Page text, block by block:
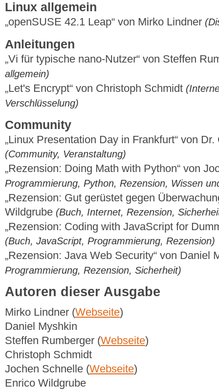
Linux allgemein
„openSUSE 42.1 Leap“ von Mirko Lindner
Anleitungen
„Vi für typische nano-Nutzer“ von Steffen
allgemein)
„Let's Encrypt“ von Christoph Schmidt
Verschlüsselung)
Community
„Linux Presentation Day in Frankfurt“ von
(Community, Veranstaltung)
„Rezension: Doing Math with Python“ von
Programmierung, Python, Rezension, Wissen
„Rezension: Gut gerüstet gegen
Wildgrube (Buch, Internet, Rezension,
„Rezension: Coding with JavaScript for
(Buch, JavaScript, Programmierung, Rezension)
„Rezension: Java Web Security“ von Daniel
Programmierung, Rezension, Sicherheit)
Autoren dieser Ausgabe
Mirko Lindner (Webseite)
Daniel Myshkin
Steffen Rumberger (Webseite)
Christoph Schmidt
Jochen Schnelle (Webseite)
Enrico Wildgrube